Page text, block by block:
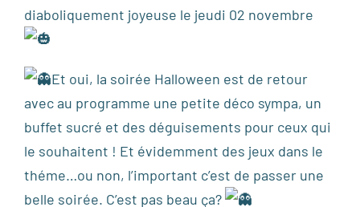
diaboliquement joyeuse le jeudi 02 novembre
Et oui, la soirée Halloween est de retour
avec au programme une petite déco sympa, un
buffet sucré et des déguisements pour ceux qui
le souhaitent ! Et évidemment des jeux dans le
théme…ou non, l’important c’est de passer une
belle soirée. C’est pas beau ça?